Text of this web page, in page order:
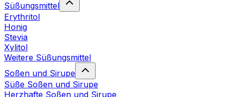
Süßungsmittel
Erythritol
Honig
Stevia
Xylitol
Weitere Süßungsmittel
Soßen und Sirupe
Süße Soßen und Sirupe
Herzhafte Soßen und Sirupe